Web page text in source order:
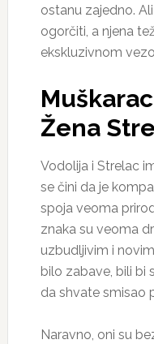
ostanu zajedno.
ogorčiti, a njena
ekskluzivnom
Žena
Vodolija i Strelac
se čini da je
spoja veoma
znaka su veoma
uzbudljivim i
bilo zabave, bili bi
da shvate smisao
Naravno, oni su